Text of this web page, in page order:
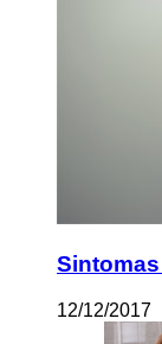
12/12/2017